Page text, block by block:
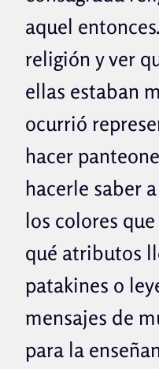
aquel
religión y ver
ellas estaban
ocurrió
hacer
hacerle saber
los colores
qué atributos
patakines o
mensajes de
para la